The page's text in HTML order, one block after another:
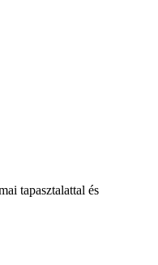
tapasztalattal és